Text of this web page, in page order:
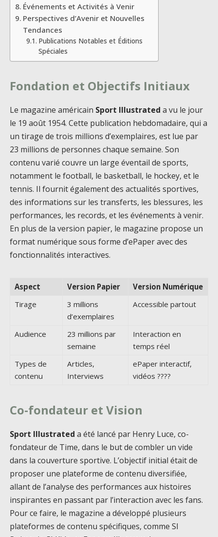
Événements et Activités à Venir
Perspectives d’Avenir et Nouvelles
Tendances
Publications Notables et Éditions
Spéciales
Fondation et Objectifs Initiaux
Le magazine américain Sport Illustrated a vu le jour
le 19 août 1954. Cette publication hebdomadaire, qui a
un tirage de trois millions d’exemplaires, est lue par
23 millions de personnes chaque semaine. Son
contenu varié couvre un large éventail de sports,
notamment le football, le basketball, le hockey, et le
tennis. Il fournit également des actualités sportives,
des informations sur les transferts, les blessures, les
performances, les records, et les événements à venir.
En plus de la version papier, le magazine propose un
format numérique sous forme d’ePaper avec des
fonctionnalités interactives.
Aspect Version Papier
Version Numérique
Tirage
3 millions
d’exemplaires
Accessible partout
Audience
23 millions par
semaine
Interaction en
temps réel
Types de
contenu
Articles,
Interviews
ePaper interactif,
vidéos ????
Co-fondateur et Vision
Sport Illustrated a été lancé par Henry Luce, co-
fondateur de Time, dans le but de combler un vide
dans la couverture sportive. L’objectif initial était de
proposer une plateforme de contenu diversifiée,
allant de l’analyse des performances aux histoires
inspirantes en passant par l’interaction avec les fans.
Pour ce faire, le magazine a développé plusieurs
plateformes de contenu spécifiques, comme SI